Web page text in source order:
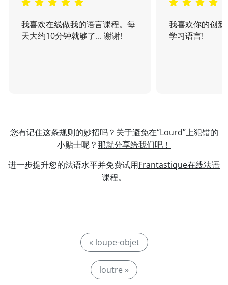
我喜欢在线做我的语言课程。每
天大约10分钟就够了... 谢谢!
我喜欢你的创
学习语言!
您有记住这条规则的妙招吗？关于避免在“Lourd”上犯错的
小贴士呢？那就分享给我们吧！
进一步提升您的法语水平并免费试用Frantastique在线法语
课程。
« loupe-objet
loutre »